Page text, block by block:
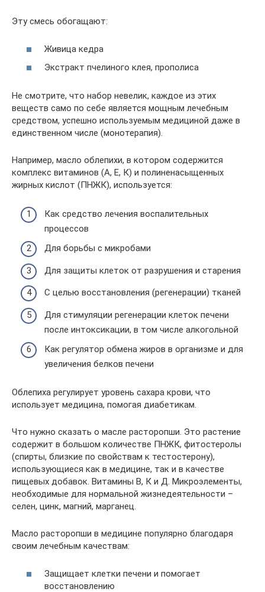
Эту смесь обогащают:
Живица кедра
Экстракт пчелиного клея, прополиса
Не смотрите, что набор невелик, каждое из этих
веществ само по себе является мощным лечебным
средством, успешно используемым медициной даже в
единственном числе (монотерапия).
Например, масло облепихи, в котором содержится
комплекс витаминов (А, Е, К) и полиненасыщенных
жирных кислот (ПНЖК), используется:
Как средство лечения воспалительных
процессов
Для борьбы с микробами
Для защиты клеток от разрушения и старения
С целью восстановления (регенерации) тканей
Для стимуляции регенерации клеток печени
после интоксикации, в том числе алкогольной
Как регулятор обмена жиров в организме и для
увеличения белков печени
Облепиха регулирует уровень сахара крови, что
использует медицина, помогая диабетикам.
Что нужно сказать о масле расторопши. Это растение
содержит в большом количестве ПНЖК, фитостеролы
(спирты, близкие по свойствам к тестостерону),
использующиеся как в медицине, так и в качестве
пищевых добавок. Витамины В, К и Д. Микроэлементы,
необходимые для нормальной жизнедеятельности –
селен, цинк, магний, марганец.
Масло расторопши в медицине популярно благодаря
своим лечебным качествам:
Защищает клетки печени и помогает
восстановлению